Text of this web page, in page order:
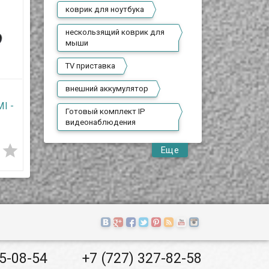
коврик для ноутбука
нескользящий коврик для
мыши
TV приставка
внешний аккумулятор
Готовый комплект IP
видеонаблюдения
Еще
-

08-54 +7 (727) 327-82-58